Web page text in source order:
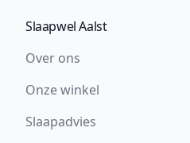
Slaapwel Aalst
Over ons
Onze winkel
Slaapadvies